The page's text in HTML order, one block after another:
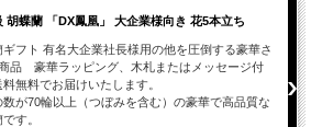
胡蝶蘭 「DX鳳凰」 大企業様向き 花5本立ち
ギフト 有名大企業社長様用の他を圧倒する豪華さ
品 豪華ラッピング、木札またはメッセージ付
料無料でお届けいたします。
数が70輪以上（つぼみを含む）の豪華で高品質な
す。